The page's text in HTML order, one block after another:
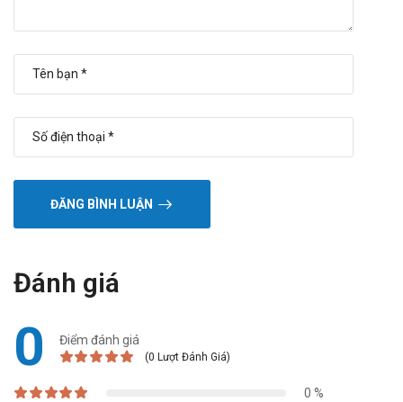
ĐĂNG BÌNH LUẬN
Đánh giá
0 Điểm đánh giá
(0 Lượt Đánh Giá)
0 %